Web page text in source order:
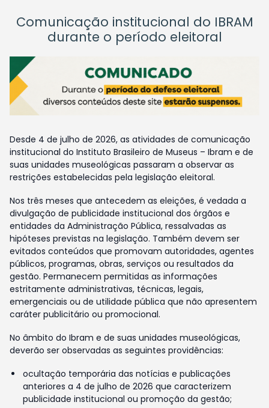
Comunicação institucional do IBRAM
durante o período eleitoral
Desde 4 de julho de 2026, as atividades de comunicação
institucional do Instituto Brasileiro de Museus – Ibram e de
suas unidades museológicas passaram a observar as
restrições estabelecidas pela legislação eleitoral.
Nos três meses que antecedem as eleições, é vedada a
divulgação de publicidade institucional dos órgãos e
entidades da Administração Pública, ressalvadas as
hipóteses previstas na legislação. Também devem ser
evitados conteúdos que promovam autoridades, agentes
públicos, programas, obras, serviços ou resultados da
gestão. Permanecem permitidas as informações
estritamente administrativas, técnicas, legais,
emergenciais ou de utilidade pública que não apresentem
caráter publicitário ou promocional.
No âmbito do Ibram e de suas unidades museológicas,
deverão ser observadas as seguintes providências:
ocultação temporária das notícias e publicações
anteriores a 4 de julho de 2026 que caracterizem
publicidade institucional ou promoção da gestão;